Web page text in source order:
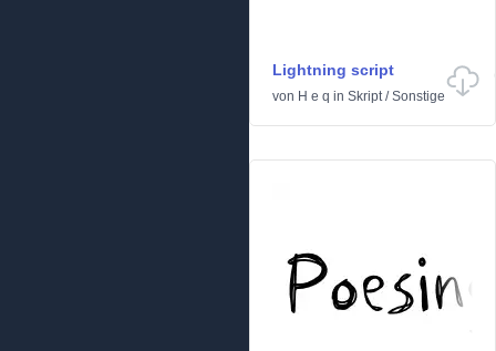
Lightning script
von H e q in Skript/Sonstige